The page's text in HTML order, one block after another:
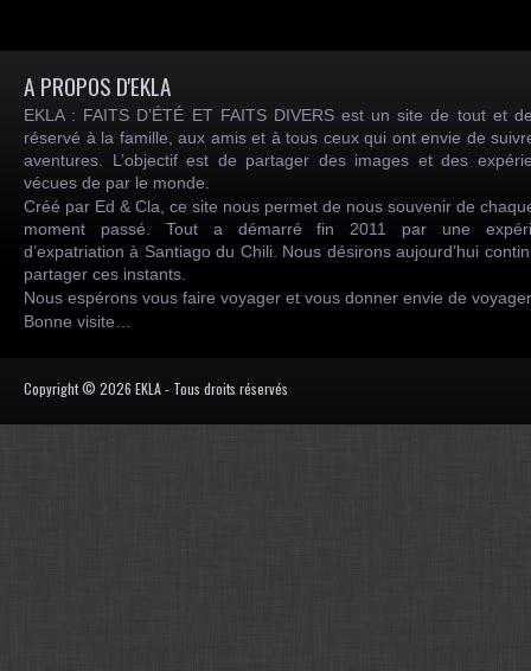
A PROPOS D'EKLA
EKLA : FAITS D’ÉTÉ ET FAITS DIVERS est un site de tout et
réservé à la famille, aux amis et à tous ceux qui ont envie de
aventures. L’objectif est de partager des images et des
vécues de par le monde.
Créé par Ed & Cla, ce site nous permet de nous souvenir de
moment passé. Tout a démarré fin 2011 par une
d’expatriation à Santiago du Chili. Nous désirons aujourd’hui
partager ces instants.
Nous espérons vous faire voyager et vous donner envie de
Bonne visite…
Copyright © 2026 EKLA - Tous droits réservés